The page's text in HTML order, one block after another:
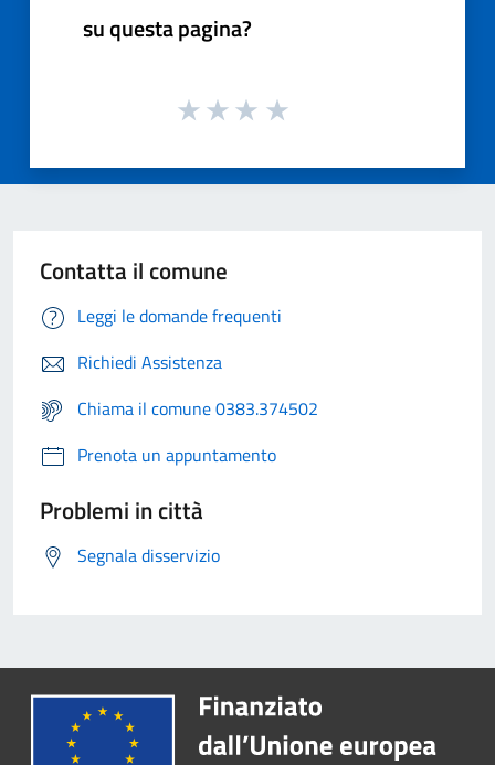
su questa pagina?
Contatta il comune
Leggi le domande frequenti
Richiedi Assistenza
Chiama il comune 0383.374502
Prenota un appuntamento
Problemi in città
Segnala disservizio